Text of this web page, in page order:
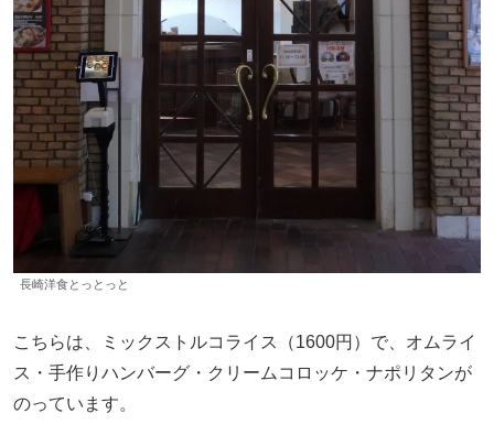
長崎洋食とっとっと
こちらは、ミックストルコライス（1600円）で、オムライ
ス・手作りハンバーグ・クリームコロッケ・ナポリタンが
のっています。